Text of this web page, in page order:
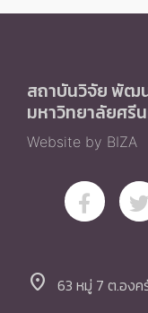
สถาบันวิจัย พัฒ
มหาวิทยาลัยศรี
Website by BIZA
location_on 63 หมู่ 7 ต.อง